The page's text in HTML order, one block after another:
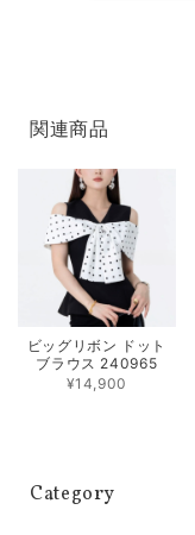
関連商品
ビッグリボン ドット
ブラウス 240965
¥14,900
Category